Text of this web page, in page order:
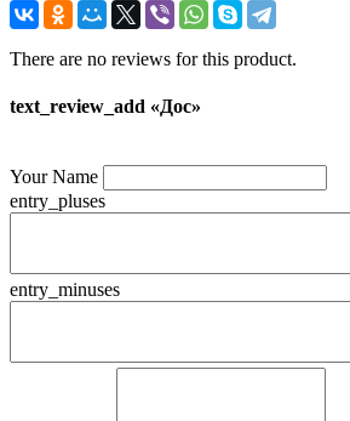
There are no reviews for this product.
text_review_add «Дос»
Your Name
entry_pluses
entry_minuses